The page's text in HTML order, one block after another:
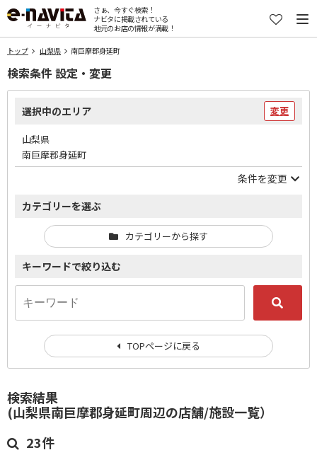
さぁ、今すぐ検索！
ナビタに掲載されている
地元のお店の情報が満載！
トップ 山梨県 南巨摩郡身延町
検索結果
(山梨県南巨摩郡身延町周辺の店舗/施設一覧）
23件
検索条件 設定・変更
選択中のエリア 変更
山梨県
南巨摩郡身延町
条件を変更
カテゴリーを選ぶ
カテゴリーから探す
キーワードで絞り込む
TOPページに戻る